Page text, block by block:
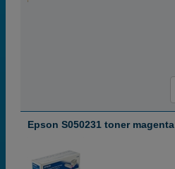
Epson S050231 toner magenta